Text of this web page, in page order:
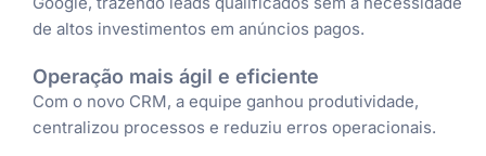
de altos investimentos em anúncios pagos.
Operação mais ágil e eficiente​
Com o novo CRM, a equipe ganhou produtividade,
centralizou processos e reduziu erros operacionais.